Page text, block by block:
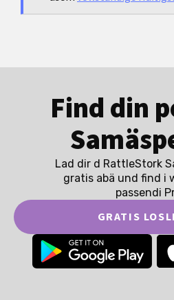
Find din
Lad dir d RattleStork
gratis abä und find i
passendi
GRATIS